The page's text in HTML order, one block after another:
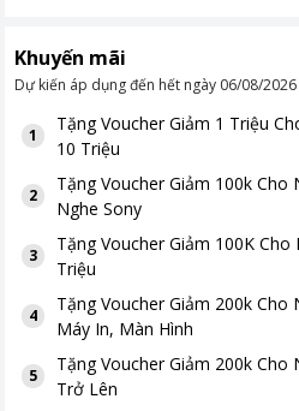
Khuyến mãi
Dự kiến áp dụng đến hết ngày 06/08/2026
1
TặngVoucher Giảm 1 Triệu
10 Triệu
2
TặngVoucher Giảm 100k
Nghe Sony
3
TặngVoucher Giảm 100K
Triệu
4
TặngVoucher Giảm 200k
Máy In, Màn Hình
5
TặngVoucher Giảm 200k Cho
Trở Lên